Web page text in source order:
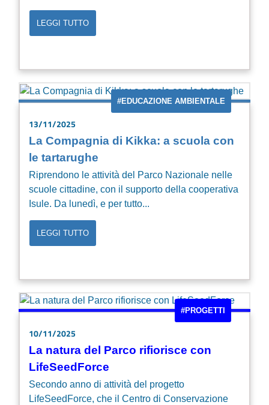
LEGGI TUTTO
#EDUCAZIONE AMBIENTALE
13/11/2025
La Compagnia di Kikka: a scuola con
le tartarughe
Riprendono le attività del Parco Nazionale nelle
scuole cittadine, con il supporto della cooperativa
Isule. Da lunedì, e per tutto...
LEGGI TUTTO
#PROGETTI
10/11/2025
La natura del Parco rifiorisce con
LifeSeedForce
Secondo anno di attività del progetto
LifeSeedForce, che il Centro di Conservazione